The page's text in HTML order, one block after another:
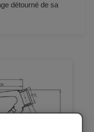
détourné de sa